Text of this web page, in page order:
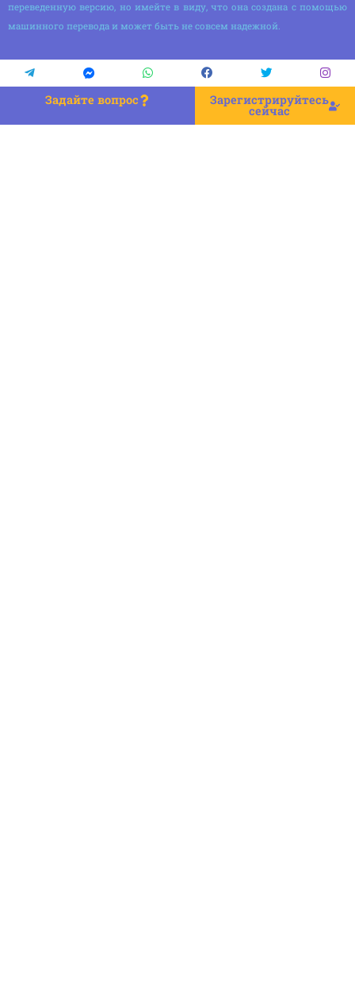
переведенную версию, но имейте в виду, что она создана с помощью
машинного перевода и может быть не совсем надежной.
Задайте вопрос Зарегистрируйтесь
сейчас